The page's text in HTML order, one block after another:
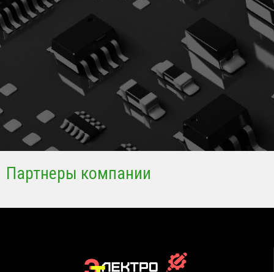
Партнеры компании